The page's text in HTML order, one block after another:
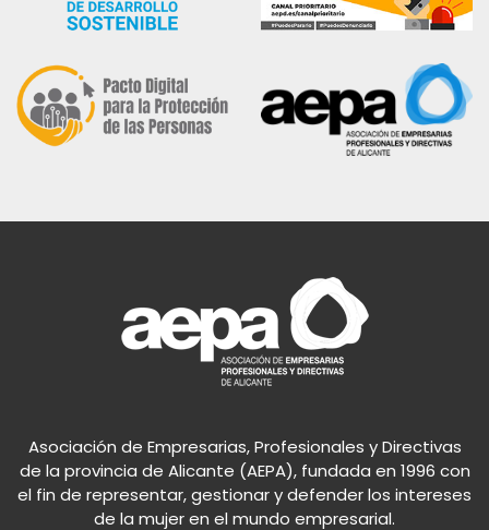
Asociación de Empresarias, Profesionales y Directivas
de la provincia de Alicante (AEPA), fundada en 1996 con
el fin de representar, gestionar y defender los intereses
de la mujer en el mundo empresarial.